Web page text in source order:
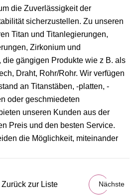
die Zuverlässigkeit der
sicherzustellen. Zu unseren
Titan und Titanlegierungen,
Zirkonium und
gängigen Produkte wie z B. als
Draht, Rohr/Rohr. Wir verfügen
an Titanstäben, -platten, -
oder geschmiedeten
unseren Kunden aus der
Preis und den besten Service.
die Möglichkeit, miteinander
Zurück zur Liste Nächste